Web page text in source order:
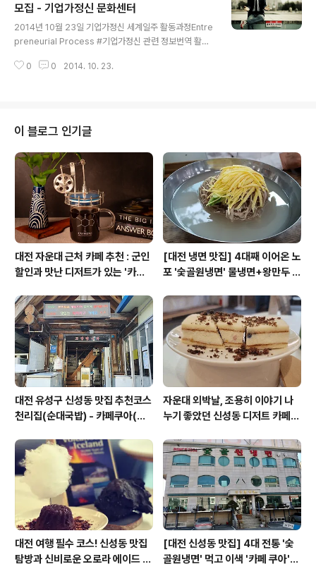
구에 산소를 공급한 시아노박테리아라는 미생물 군락이 아
직까지 남아있는 곳. 과학자들은 일반인이 출입가능한 헤
멀린풀 대신 카블라포인트라는 해변에서 연구를 수행한다.
카블라포인트 스트로마톨라이트는 샤크만 베이 지역 중 스
트로마톨라이트의 보존 상태가 가장 좋고, 다양한 형태의
모집 - 기업가정신 문화센터
2014년 10월 23일 기업가정신 세계일주 활동과정Entre
preneurial Process #기업가정신 관련 정보번역 활동
정신과 관련된 정보에 대해 지속적으로 영한 번역을 도와
청 : wetproject@네이버-활동비용 : 상의 후 결정 기업
가정신 문화센터Creative Director- Budher Song -
(Add Budher to your Linked-in / Facebook)기업
가정신 세계일주[World Entrepreneurship Travel]-
0 0 2014. 10. 23.
이 블로그 인기글
대전 자운대 근처 카페 추천 : 군인
할인과 맛난 디저트가 있는 '카페
[대전 냉면 맛집] 4대째 이어온 노
포 '숯골원냉면' 물냉면+왕만두 조
대전 유성구 신성동 맛집 추천코스
천리집(순대국밥) - 카페쿠아(커
자운대 외박날, 조용히 이야기 나
누기 좋았던 신성동 디저트 카페
대전 여행 필수 코스! 신성동 맛집
탐방과 신비로운 오로라 에이드 체
[대전 신성동 맛집] 4대 전통 '숯
골원냉면' 먹고 이색 '카페 쿠아'로